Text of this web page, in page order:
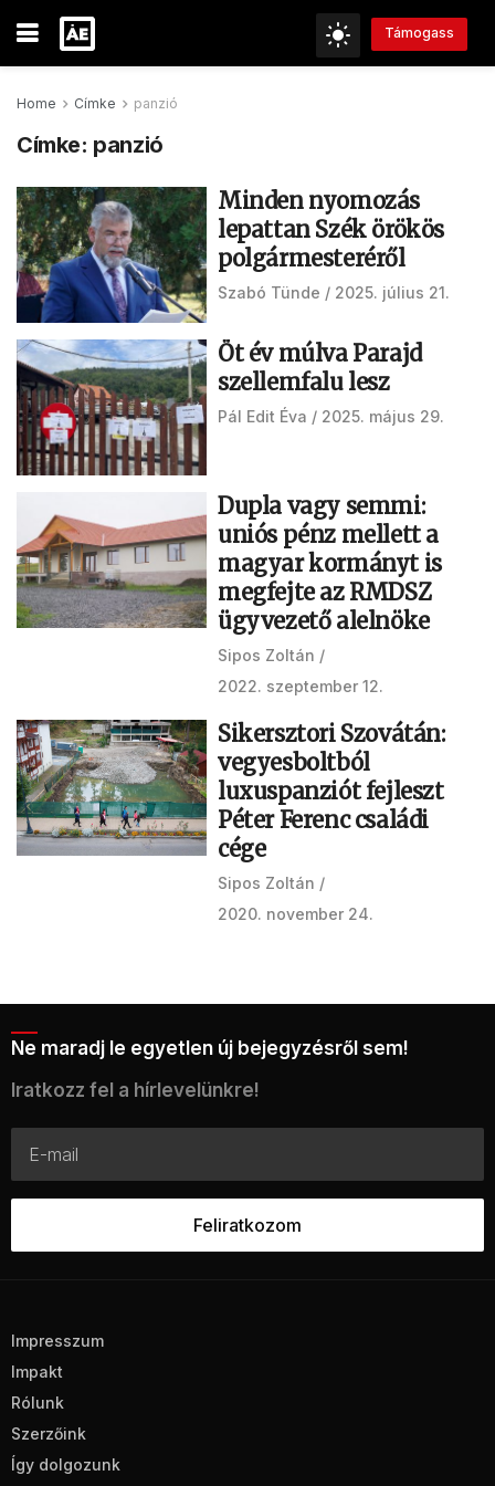
Támogass
Home Címke panzió
Címke: panzió
Minden nyomozás
lepattan Szék örökös
polgármesteréről
Szabó Tünde 2025. július 21.
Öt év múlva Parajd
szellemfalu lesz
Pál Edit Éva 2025. május 29.
Dupla vagy semmi:
uniós pénz mellett a
magyar kormányt is
megfejte az RMDSZ
ügyvezető alelnöke
Sipos Zoltán
2022. szeptember 12.
Sikersztori Szovátán:
vegyesboltból
luxuspanziót fejleszt
Péter Ferenc családi
cége
Sipos Zoltán
2020. november 24.
Ne maradj le egyetlen új bejegyzésről sem!
Iratkozz fel a hírlevelünkre!
Impresszum
Impakt
Rólunk
Szerzőink
Így dolgozunk